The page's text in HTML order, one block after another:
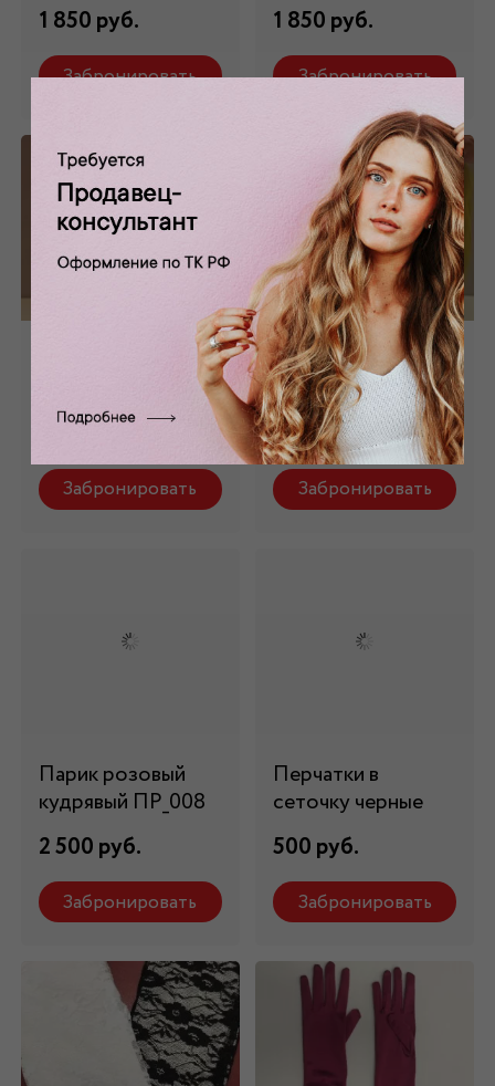
1 850 руб.
Забронировать
1 850 руб.
Забронировать
1 850 руб.
Забронировать
Парик "Каре"
желтый ПР_006
1 850 руб.
Забронировать
Парик розовый
кудрявый ПР_008
2 500 руб.
Забронировать
Перчатки в
сеточку черные
500 руб.
Забронировать